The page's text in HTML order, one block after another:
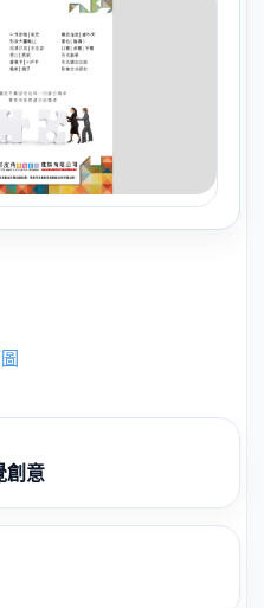
創意